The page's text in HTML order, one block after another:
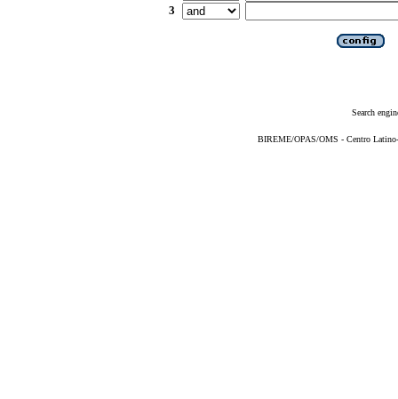
3
Search
BIREME/OPAS/OMS - Centro Latino-